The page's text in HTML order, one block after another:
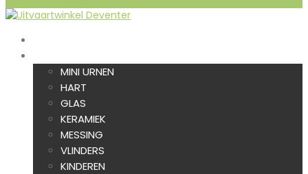
MINI URNEN
HART
GLAS
KERAMIEK
MESSING
VLINDERS
KINDEREN